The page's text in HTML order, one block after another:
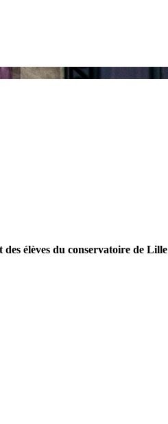
élèves du conservatoire de Lille